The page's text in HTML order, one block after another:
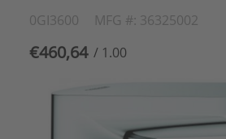
0GI3600 MFG #: 36325002
€460,64 / 1.00